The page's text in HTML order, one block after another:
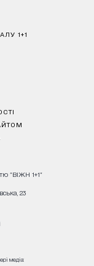
1+1
"ВІЖН 1+1"
23
медіа: